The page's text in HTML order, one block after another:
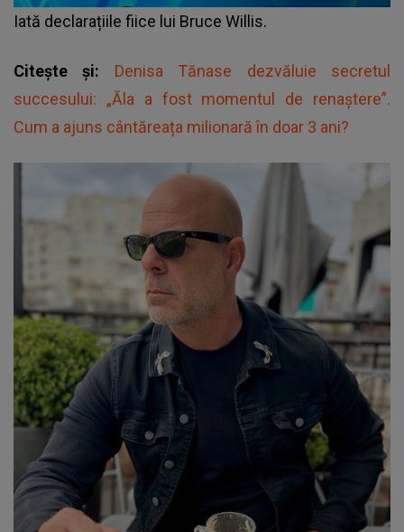
Iată declarațiile fiice lui Bruce Willis.
Citește și: Denisa Tănase dezvăluie secretul
succesului: „Ăla a fost momentul de renaștere”.
Cum a ajuns cântăreața milionară în doar 3 ani?